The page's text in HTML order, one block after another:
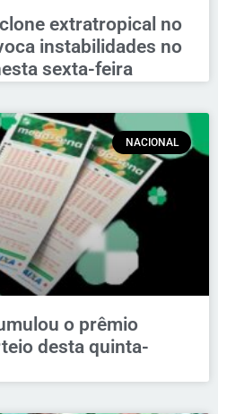
extratropical no
instabilidades no
sexta-feira
NACIONAL
o prêmio
desta quinta-